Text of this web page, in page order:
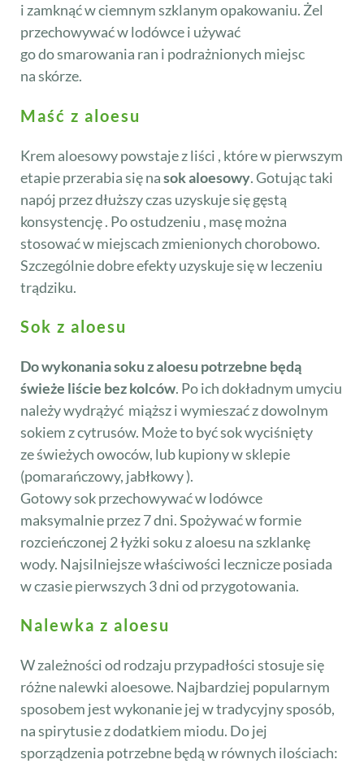
i zamknąć w ciemnym szklanym opakowaniu. Żel
przechowywać w lodówce i używać
go do smarowania ran i podrażnionych miejsc
na skórze.
Maść z aloesu
Krem aloesowy powstaje z liści , które w pierwszym
etapie przerabia się nasok aloesowy. Gotując taki
napój przez dłuższy czas uzyskuje się gęstą
konsystencję . Po ostudzeniu , masę można
stosować w miejscach zmienionych chorobowo.
Szczególnie dobre efekty uzyskuje się w leczeniu
trądziku.
Sok z aloesu
Do wykonania soku z aloesu potrzebne będą
świeże liście bez kolców. Po ich dokładnym umyciu
należy wydrążyć miąższ i wymieszać z dowolnym
sokiem z cytrusów. Może to być sok wyciśnięty
ze świeżych owoców, lub kupiony w sklepie
(pomarańczowy, jabłkowy ).
Gotowy sok przechowywać w lodówce
maksymalnie przez 7 dni. Spożywać w formie
rozcieńczonej 2 łyżki soku z aloesu na szklankę
wody. Najsilniejsze właściwości lecznicze posiada
w czasie pierwszych 3 dni od przygotowania.
Nalewka z aloesu
W zależności od rodzaju przypadłości stosuje się
różne nalewki aloesowe. Najbardziej popularnym
sposobem jest wykonanie jej w tradycyjny sposób,
na spirytusie z dodatkiem miodu. Do jej
sporządzenia potrzebne będą w równych ilościach: